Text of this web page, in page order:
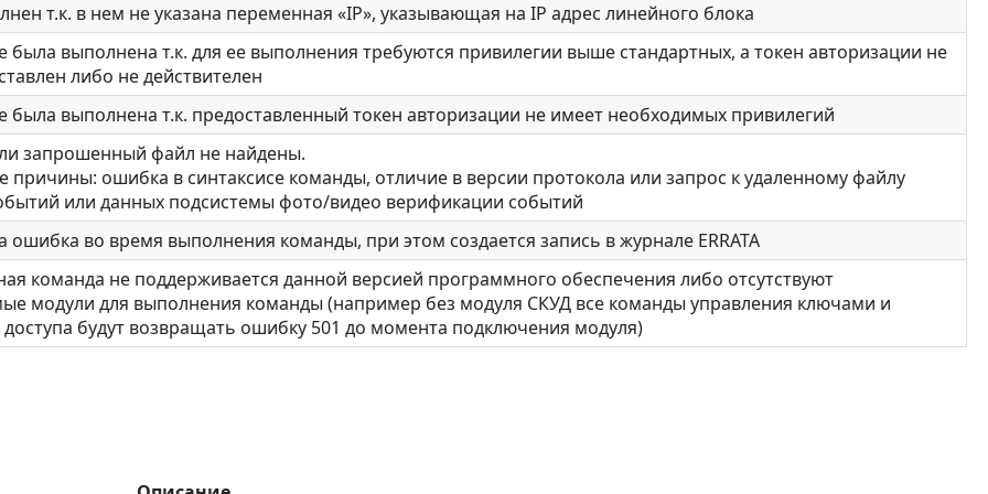
т.к. в нем не указана переменная «IP», указывающая на IP адрес линейного блока
была выполнена т.к. для ее выполнения требуются привилегии выше стандартных, а токен авторизации не
либо не действителен
была выполнена т.к. предоставленный токен авторизации не имеет необходимых привилегий
запрошенный файл не найдены.
ошибка в синтаксисе команды, отличие в версии протокола или запрос к удаленному файлу
или данных подсистемы фото/видео верификации событий
во время выполнения команды, при этом создается запись в журнале ERRATA
команда не поддерживается данной версией программного обеспечения либо отсутствуют
модули для выполнения команды (например без модуля СКУД все команды управления ключами и
будут возвращать ошибку 501 до момента подключения модуля)